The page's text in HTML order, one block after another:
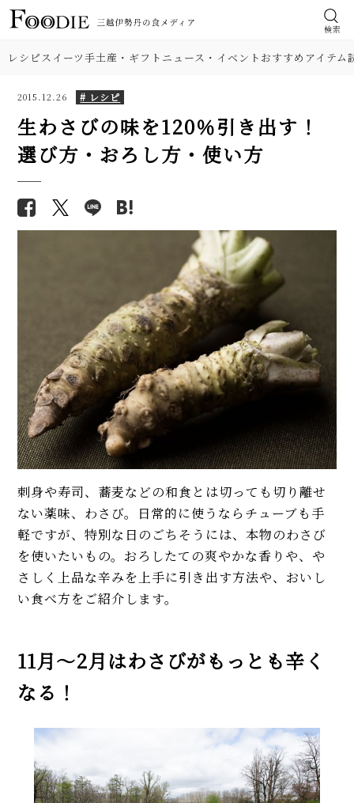
検索
レシピスイーツ手土産・ギフト ニュース・イベントおすすめアイテム
2015.12.26 # レシピ
生わさびの味を120％引き出す！
選び方・おろし方・使い方
刺身や寿司、蕎麦などの和食とは切っても切り離せ
ない薬味、わさび。日常的に使うならチューブも手
軽ですが、特別な日のごちそうには、本物のわさび
を使いたいもの。おろしたての爽やかな香りや、や
さしく上品な辛みを上手に引き出す方法や、おいし
い食べ方をご紹介します。
11月〜2月はわさびがもっとも辛く
なる！
ない焼き方も解説！
【人気】甘みが濃い！ 簡単とう
もろこしご飯のレシピ2品。炒め
て混ぜるだけ
【シェフ直伝】本格「担々麺」
人気レシピ。濃厚なのにすっき
り味！ 汁なしも紹介
【人気】鶏ささみの簡単レシピ5
品。しょうゆ焼き、大葉チーズフ
ライ…筋取り、茹で方、柔らか
くするコツも解説！
【簡単】ゴロゴロひき肉が美
味！ 沖縄「タコライス」本格レ
シピ。辛さ調節できて子どもに
も人気
【稲田シェフ】人気カレーうど
ん簡単レシピ2品（京都風、キー
マ風）。具と出汁に技あり！
【本格】韓国料理店「石焼きビ
ビンパ」人気レシピ。具材のナム
【簡単】豚しゃぶ肉の人気レシ
【簡単】こんにゃくレシピ4品。
甘辛味の煮物、炒め物、サラ
ダ、唐揚げ…アク抜き、栄養も解
説！
食材
肉
調理法
イベント・ピックアップ
しのレシピ（作り方）。初めて
でも失敗しにくい！
【プロが解説】らっきょうの漬
け方。「甘酢漬け」と「塩漬
け」2つのレシピ
【シェフ直伝】ジェノベーゼソ
ースのレシピ。意外なコツはオ
リーブ油を使わないこと!?
柚子胡椒（ゆずこしょう）の自
家製レシピ。市販品では味わえ
ないフレッシュさ！
【基本】とうもろこしのゆで
方。甘さを120%引き出すには、
熱が正解！
【初心者必見】干さない、シソ
不要！ 昔ながらの塩漬け梅干し
の簡単な作り方
モヒートの基本レシピ。すっきり
MORE